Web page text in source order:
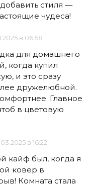
стиля —
чудеса!
в 06:58
для домашнего
когда купил
и это сразу
дружелюбной.
Главное
в цветовую
в 16:22
кайф был, когда я
ковер в
Комната стала